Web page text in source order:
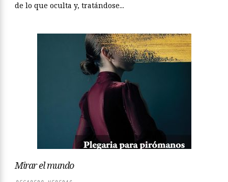
de lo que oculta y, tratándose...
Mirar el mundo